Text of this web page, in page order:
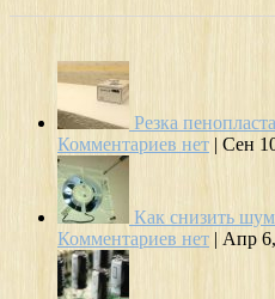
Резка
Комментариев нет | Сен
Как снизить шум
Комментариев нет | Апр